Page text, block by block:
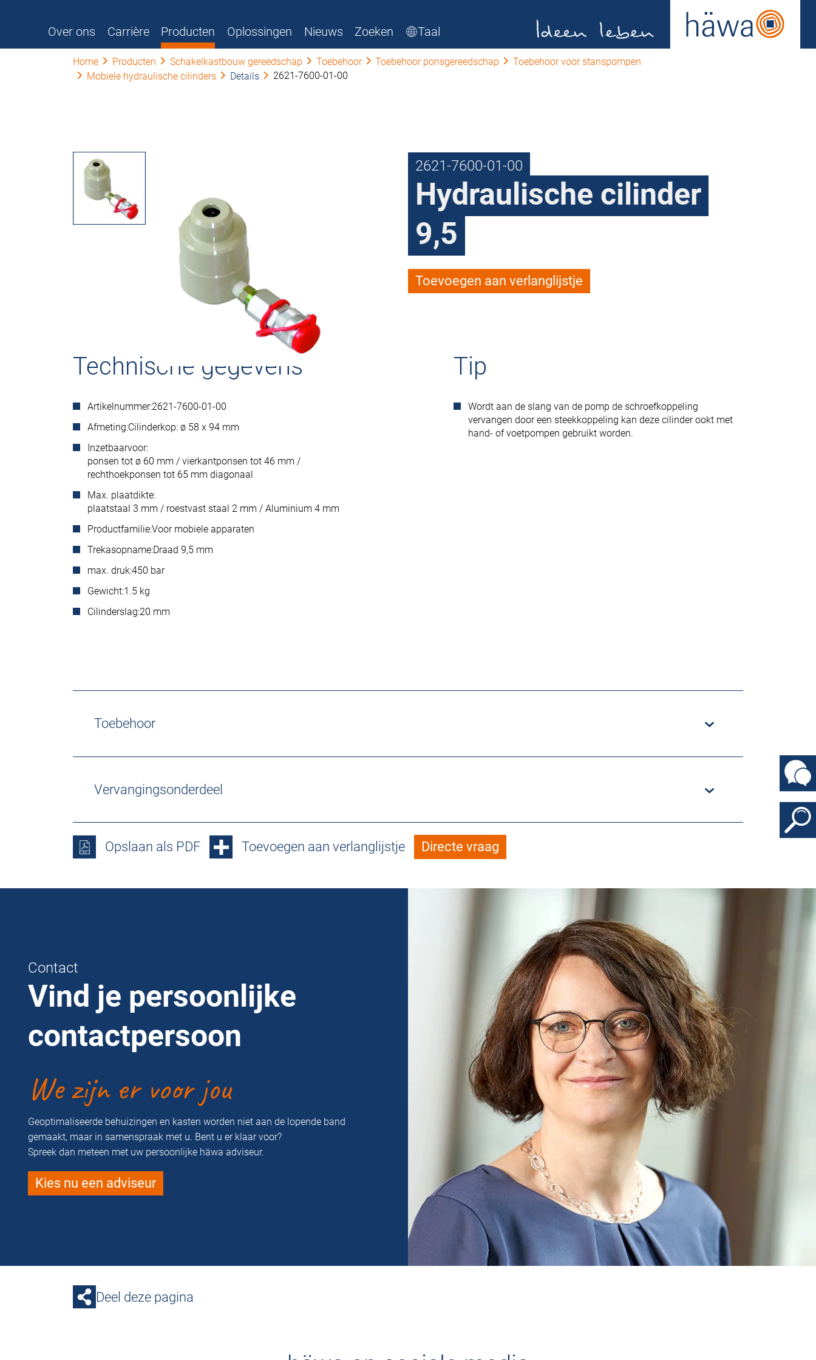
Over ons Carrière Producten Oplossingen Nieuws Zoeken Taal
Home Producten Schakelkastbouw gereedschap Toebehoor Toebehoor ponsgereedschap
Toebehoor voor stanspompen
Mobiele hydraulische cilinders
Details 2621-7600-01-00
2621-7600-01-00
Hydraulische cilinder
9,5
Toevoegen aan verlanglijstje
Technische gegevens
Artikelnummer:2621-7600-01-00
Afmeting:Cilinderkop: ø 58 x 94 mm
Inzetbaarvoor:
ponsen tot ø 60 mm / vierkantponsen tot 46 mm /
rechthoekponsen tot 65 mm diagonaal
Max. plaatdikte:
plaatstaal 3 mm / roestvast staal 2 mm / Aluminium 4 mm
Productfamilie:Voor mobiele apparaten
Trekasopname:Draad 9,5 mm
max. druk:450 bar
Gewicht:1.5 kg
Cilinderslag:20 mm
Tip
Wordt aan de slang van de pomp de schroefkoppeling
vervangen door een steekkoppeling kan deze cilinder ookt met
hand- of voetpompen gebruikt worden.
Toebehoor
Vervangingsonderdeel
Opslaan als PDF Toevoegen aan verlanglijstje Directe vraag
Contact
Vind je persoonlijke
contactpersoon
We zijn er voor jou
Geoptimaliseerde behuizingen en kasten worden niet aan de lopende band
gemaakt, maar in samenspraak met u. Bent u er klaar voor?
Spreek dan meteen met uw persoonlijke häwa adviseur.
Kies nu een adviseur
Deel deze pagina